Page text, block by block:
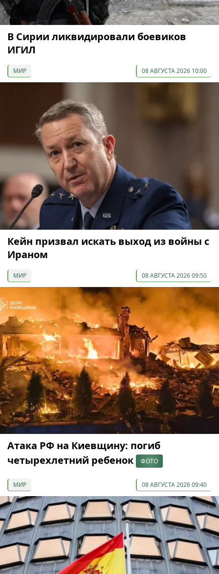
В Сирии ликвидировали боевиков
ИГИЛ
МИР 08 АВГУСТА 2026 10:00
Кейн призвал искать выход из войны с
Ираном
МИР 08 АВГУСТА 2026 09:50
Атака РФ на Киевщину: погиб
четырехлетний ребенок
ФОТО
МИР 08 АВГУСТА 2026 09:40